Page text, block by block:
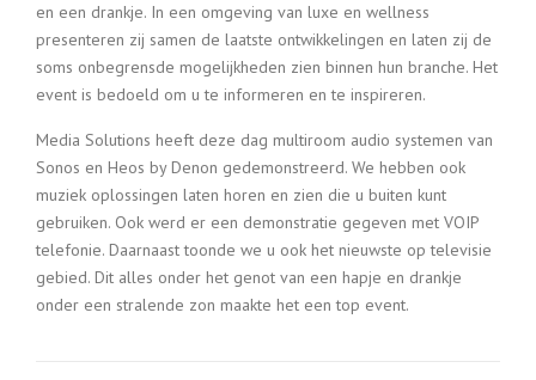
en een drankje. In een omgeving van luxe en wellness
presenteren zij samen de laatste ontwikkelingen en laten zij de
soms onbegrensde mogelijkheden zien binnen hun branche. Het
event is bedoeld om u te informeren en te inspireren.
Media Solutions heeft deze dag multiroom audio systemen van
Sonos en Heos by Denon gedemonstreerd. We hebben ook
muziek oplossingen laten horen en zien die u buiten kunt
gebruiken. Ook werd er een demonstratie gegeven met VOIP
telefonie. Daarnaast toonde we u ook het nieuwste op televisie
gebied. Dit alles onder het genot van een hapje en drankje
onder een stralende zon maakte het een top event.